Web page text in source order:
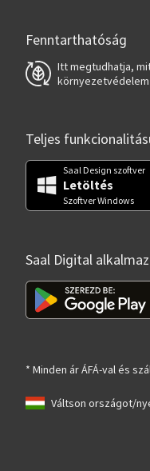
Fenntarthatóság
Itt megtudhatja,
Teljes
Saal Design szoftver
Letöltés
Szoftver Windows
Saal Digital
* Minden ár ÁFÁ-val és
Váltson országot/